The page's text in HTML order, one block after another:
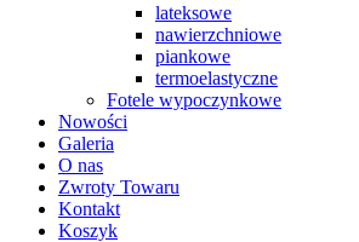
lateksowe
nawierzchniowe
piankowe
termoelastyczne
Fotele wypoczynkowe
Nowości
Galeria
O nas
Zwroty Towaru
Kontakt
Koszyk